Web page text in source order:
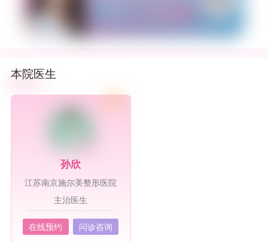
本院医生
孙欣
江苏南京施尔美整形医院
主治医生
在线预约 问诊咨询